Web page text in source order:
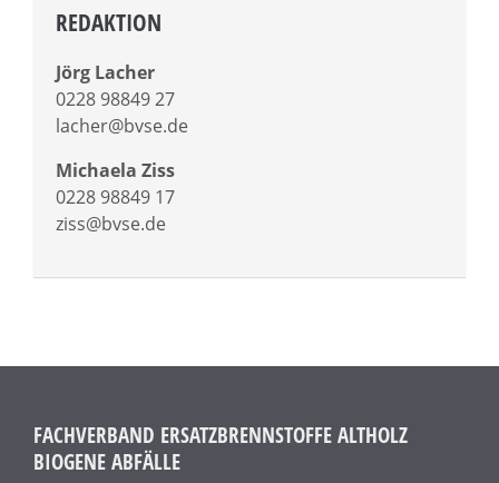
REDAKTION
Jörg Lacher
0228 98849 27
lacher@bvse.de
Michaela Ziss
0228 98849 17
ziss@bvse.de
FACHVERBAND ERSATZBRENNSTOFFE ALTHOLZ
BIOGENE ABFÄLLE